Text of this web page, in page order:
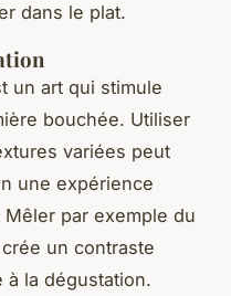
dans le plat.
un art qui stimule
bouchée. Utiliser
variées peut
une expérience
par exemple du
un contraste
la dégustation.